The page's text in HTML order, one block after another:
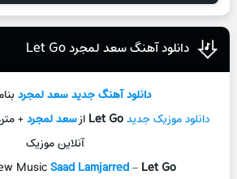
دانلود آهنگ سعد لمجرد Let Go
دانلود آهنگ جدیدسعد لمجرد
دانلود موزیک جدیدLet Go ازسعد لمجرد+
آنلاین موزیک
MusicSaad Lamjarred– Let Go